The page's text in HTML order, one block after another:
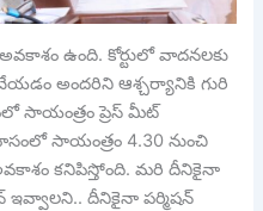
ఉంది. కోర్టులో వాదనలకు
అందరిని ఆశ్చర్యానికి గురి
సాయంత్రం ప్రెస్ మీట్
సాయంత్రం 4.30 నుంచి
కనిపిస్తోంది. మరి దీనికైనా
ఇవ్వాలని.. దీనికైనా పర్మిషన్